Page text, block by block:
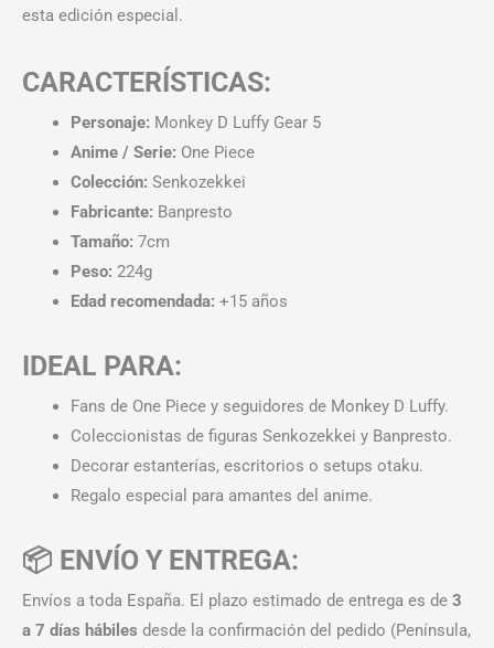
esta edición especial.
CARACTERÍSTICAS:
Personaje: Monkey D Luffy Gear 5
Anime / Serie: One Piece
Colección: Senkozekkei
Fabricante: Banpresto
Tamaño: 7cm
Peso: 224g
Edad recomendada: +15 años
IDEAL PARA:
Fans de One Piece y seguidores de Monkey D Luffy.
Coleccionistas de figuras Senkozekkei y Banpresto.
Decorar estanterías, escritorios o setups otaku.
Regalo especial para amantes del anime.
📦 ENVÍO Y ENTREGA:
Envíos a toda España. El plazo estimado de entrega es de 3
a 7 días hábiles desde la confirmación del pedido (Península,